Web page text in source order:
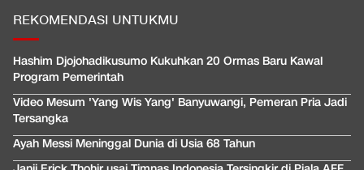
REKOMENDASI UNTUKMU
Hashim Djojohadikusumo Kukuhkan 20 Ormas Baru Kawal
Program Pemerintah
Video Mesum 'Yang Wis Yang' Banyuwangi, Pemeran Pria Jadi
Tersangka
Ayah Messi Meninggal Dunia di Usia 68 Tahun